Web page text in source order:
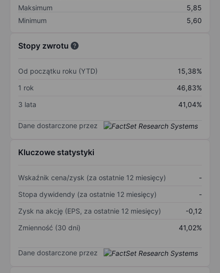
Maksimum
5,85
Minimum
5,60
Stopy zwrotu
Od początku roku (YTD)
15,38%
1 rok
46,83%
3 lata
41,04%
Dane dostarczone przez
Kluczowe statystyki
Wskaźnik cena/zysk (za ostatnie 12 miesięcy)
-
Stopa dywidendy (za ostatnie 12 miesięcy)
-
Zysk na akcję (EPS, za ostatnie 12 miesięcy)
-0,12
Zmienność (30 dni)
41,02%
Dane dostarczone przez